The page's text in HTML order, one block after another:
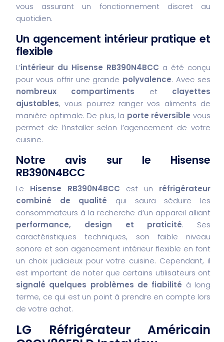
vous assurant un fonctionnement discret au
quotidien.
Un agencement intérieur pratique et
flexible
L’intérieur du Hisense RB390N4BCC a été conçu
pour vous offrir une grande polyvalence. Avec ses
nombreux compartiments et clayettes
ajustables, vous pourrez ranger vos aliments de
manière optimale. De plus, la porte réversible vous
permet de l’installer selon l’agencement de votre
cuisine.
Notre avis sur le Hisense
RB390N4BCC
Le Hisense RB390N4BCC est un réfrigérateur
combiné de qualité qui saura séduire les
consommateurs à la recherche d’un appareil alliant
performance, design et praticité. Ses
caractéristiques techniques, son faible niveau
sonore et son agencement intérieur flexible en font
un choix judicieux pour votre cuisine. Cependant, il
est important de noter que certains utilisateurs ont
signalé quelques problèmes de fiabilité à long
terme, ce qui est un point à prendre en compte lors
de votre achat.
LG Réfrigérateur Américain